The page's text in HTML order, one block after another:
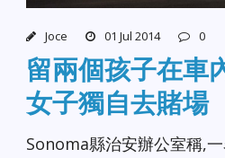
Joce 01 Jul 2014 0
留兩個孩子在車
女子獨自去賭場
Sonoma縣治安辦公室稱,